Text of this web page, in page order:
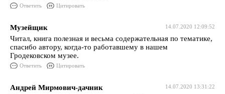
Ответить Цитировать
14.07.2020 12:09:52
Музейщик
Читал, книга полезная и весьма содержательная по тематике,
спасибо автору, когда-то работавшему в нашем
Гродековском музее.
Ответить Цитировать
14.07.2020 13:31:22
Андрей Мирмович-дачник